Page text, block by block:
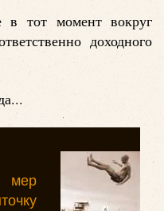
в тот момент вокруг
доходного
мер